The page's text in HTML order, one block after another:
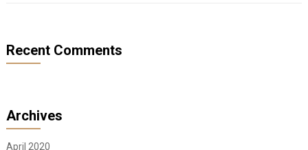
Recent Comments
Archives
April 2020